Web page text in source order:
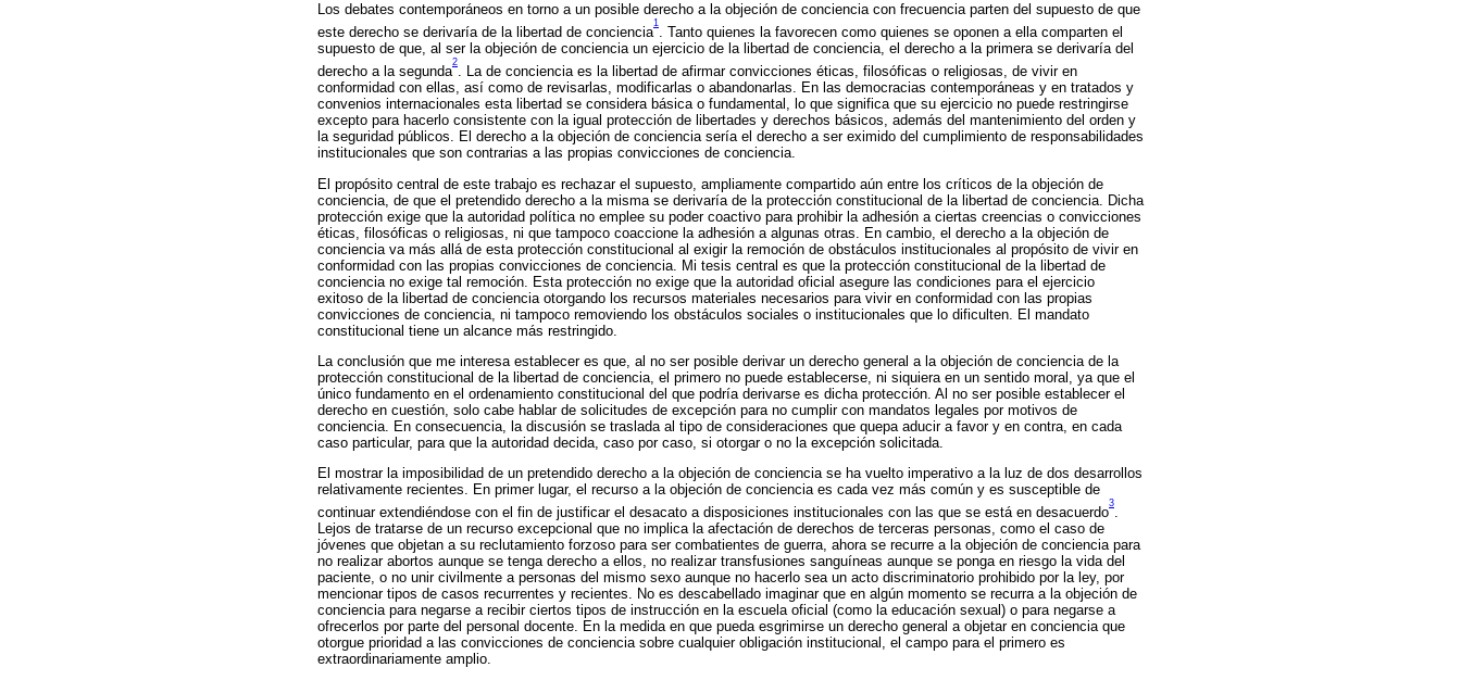
Los debates contemporáneos en torno a un posible derecho a la objeción de conciencia con frecuencia parten del supuesto de que
este derecho se derivaría de la libertad de conciencia
1
. Tanto quienes la favorecen como quienes se oponen a ella comparten el
supuesto de que, al ser la objeción de conciencia un ejercicio de la libertad de conciencia, el derecho a la primera se derivaría del
derecho a la segunda
2
. La de conciencia es la libertad de afirmar convicciones éticas, filosóficas o religiosas, de vivir en
conformidad con ellas, así como de revisarlas, modificarlas o abandonarlas. En las democracias contemporáneas y en tratados y
convenios internacionales esta libertad se considera básica o fundamental, lo que significa que su ejercicio no puede restringirse
excepto para hacerlo consistente con la igual protección de libertades y derechos básicos, además del mantenimiento del orden y
la seguridad públicos. El derecho a la objeción de conciencia sería el derecho a ser eximido del cumplimiento de responsabilidades
institucionales que son contrarias a las propias convicciones de conciencia.
El propósito central de este trabajo es rechazar el supuesto, ampliamente compartido aún entre los críticos de la objeción de
conciencia, de que el pretendido derecho a la misma se derivaría de la protección constitucional de la libertad de conciencia. Dicha
protección exige que la autoridad política no emplee su poder coactivo para prohibir la adhesión a ciertas creencias o convicciones
éticas, filosóficas o religiosas, ni que tampoco coaccione la adhesión a algunas otras. En cambio, el derecho a la objeción de
conciencia va más allá de esta protección constitucional al exigir la remoción de obstáculos institucionales al propósito de vivir en
conformidad con las propias convicciones de conciencia. Mi tesis central es que la protección constitucional de la libertad de
conciencia no exige tal remoción. Esta protección no exige que la autoridad oficial asegure las condiciones para el ejercicio
exitoso de la libertad de conciencia otorgando los recursos materiales necesarios para vivir en conformidad con las propias
convicciones de conciencia, ni tampoco removiendo los obstáculos sociales o institucionales que lo dificulten. El mandato
constitucional tiene un alcance más restringido.
La conclusión que me interesa establecer es que, al no ser posible derivar un derecho general a la objeción de conciencia de la
protección constitucional de la libertad de conciencia, el primero no puede establecerse, ni siquiera en un sentido moral, ya que el
único fundamento en el ordenamiento constitucional del que podría derivarse es dicha protección. Al no ser posible establecer el
derecho en cuestión, solo cabe hablar de solicitudes de excepción para no cumplir con mandatos legales por motivos de
conciencia. En consecuencia, la discusión se traslada al tipo de consideraciones que quepa aducir a favor y en contra, en cada
caso particular, para que la autoridad decida, caso por caso, si otorgar o no la excepción solicitada.
El mostrar la imposibilidad de un pretendido derecho a la objeción de conciencia se ha vuelto imperativo a la luz de dos desarrollos
relativamente recientes. En primer lugar, el recurso a la objeción de conciencia es cada vez más común y es susceptible de
continuar extendiéndose con el fin de justificar el desacato a disposiciones institucionales con las que se está en desacuerdo
3
.
Lejos de tratarse de un recurso excepcional que no implica la afectación de derechos de terceras personas, como el caso de
jóvenes que objetan a su reclutamiento forzoso para ser combatientes de guerra, ahora se recurre a la objeción de conciencia para
no realizar abortos aunque se tenga derecho a ellos, no realizar transfusiones sanguíneas aunque se ponga en riesgo la vida del
paciente, o no unir civilmente a personas del mismo sexo aunque no hacerlo sea un acto discriminatorio prohibido por la ley, por
mencionar tipos de casos recurrentes y recientes. No es descabellado imaginar que en algún momento se recurra a la objeción de
conciencia para negarse a recibir ciertos tipos de instrucción en la escuela oficial (como la educación sexual) o para negarse a
ofrecerlos por parte del personal docente. En la medida en que pueda esgrimirse un derecho general a objetar en conciencia que
otorgue prioridad a las convicciones de conciencia sobre cualquier obligación institucional, el campo para el primero es
extraordinariamente amplio.